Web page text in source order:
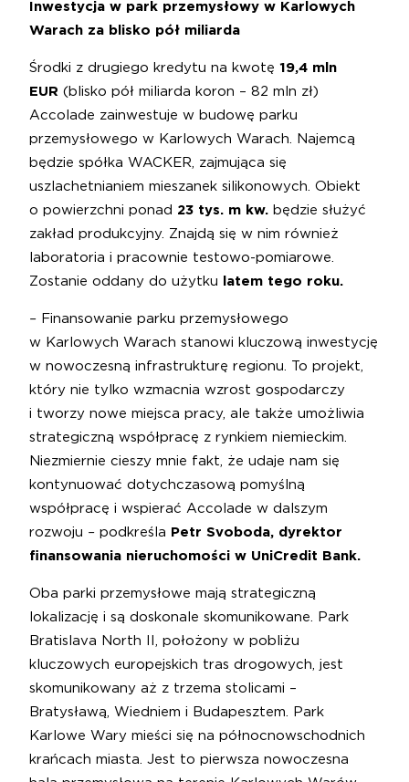
Inwestycja w park przemysłowy w Karlowych
Warach za blisko pół miliarda
Środki z drugiego kredytu na kwotę 19,4 mln
EUR (blisko pół miliarda koron – 82 mln zł)
Accolade zainwestuje w budowę parku
przemysłowego w Karlowych Warach. Najemcą
będzie spółka WACKER, zajmująca się
uszlachetnianiem mieszanek silikonowych. Obiekt
o powierzchni ponad 23 tys. m kw. będzie służyć
zakład produkcyjny. Znajdą się w nim również
laboratoria i pracownie testowo-pomiarowe.
Zostanie oddany do użytku
latem tego roku.
– Finansowanie parku przemysłowego
w Karlowych Warach stanowi kluczową inwestycję
w nowoczesną infrastrukturę regionu. To projekt,
który nie tylko wzmacnia wzrost gospodarczy
i tworzy nowe miejsca pracy, ale także umożliwia
strategiczną współpracę z rynkiem niemieckim.
Niezmiernie cieszy mnie fakt, że udaje nam się
kontynuować dotychczasową pomyślną
współpracę i wspierać Accolade w dalszym
rozwoju – podkreśla Petr Svoboda, dyrektor
finansowania nieruchomości w UniCredit Bank.
Oba parki przemysłowe mają strategiczną
lokalizację i są doskonale skomunikowane. Park
Bratislava North II, położony w pobliżu
kluczowych europejskich tras drogowych, jest
skomunikowany aż z trzema stolicami –
Bratysławą, Wiedniem i Budapesztem. Park
Karlowe Wary mieści się na północnowschodnich
krańcach miasta. Jest to pierwsza nowoczesna